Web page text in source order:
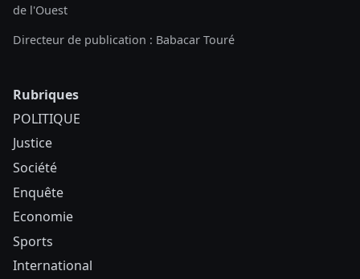
de l'Ouest
Directeur de publication : Babacar Touré
Rubriques
POLITIQUE
Justice
Société
Enquête
Economie
Sports
International